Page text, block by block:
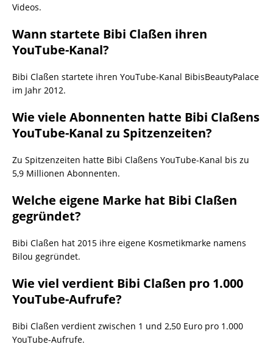
Videos.
Wann startete Bibi Claßen ihren
YouTube-Kanal?
Bibi Claßen startete ihren YouTube-Kanal BibisBeautyPalace
im Jahr 2012.
Wie viele Abonnenten hatte Bibi Claßens
YouTube-Kanal zu Spitzenzeiten?
Zu Spitzenzeiten hatte Bibi Claßens YouTube-Kanal bis zu
5,9 Millionen Abonnenten.
Welche eigene Marke hat Bibi Claßen
gegründet?
Bibi Claßen hat 2015 ihre eigene Kosmetikmarke namens
Bilou gegründet.
Wie viel verdient Bibi Claßen pro 1.000
YouTube-Aufrufe?
Bibi Claßen verdient zwischen 1 und 2,50 Euro pro 1.000
YouTube-Aufrufe.